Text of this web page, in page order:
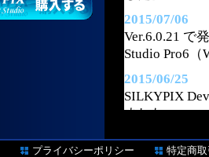
プライバシーポリシー 特定商